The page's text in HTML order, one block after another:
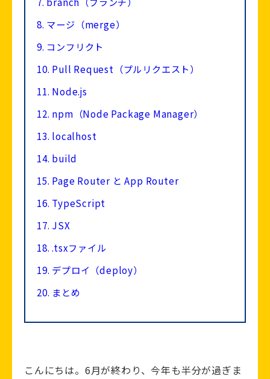
8. マージ（merge）
9. コンフリクト
10. Pull Request（プルリクエスト）
11. Node.js
12. npm（Node Package Manager）
13. localhost
14. build
15. Page Router と App Router
16. TypeScript
17. JSX
18. .tsxファイル
19. デプロイ（deploy）
20. まとめ
こんにちは。6月が終わり、今年も半分が過ぎま